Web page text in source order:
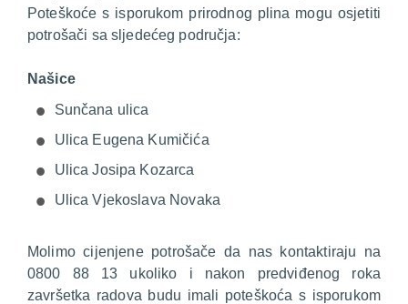
Poteškoće s isporukom prirodnog plina mogu osjetiti
potrošači sa sljedećeg područja:
Našice
Sunčana ulica
Ulica Eugena Kumičića
Ulica Josipa Kozarca
Ulica Vjekoslava Novaka
Molimo cijenjene potrošače da nas kontaktiraju na
0800 88 13 ukoliko i nakon predviđenog roka
završetka radova budu imali poteškoća s isporukom